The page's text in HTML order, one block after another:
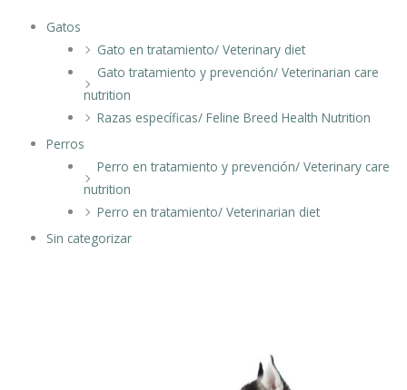
Gatos
Gato en tratamiento/ Veterinary diet
Gato tratamiento y prevención/ Veterinarian care
nutrition
Razas específicas/ Feline Breed Health Nutrition
Perros
Perro en tratamiento y prevención/ Veterinary care
nutrition
Perro en tratamiento/ Veterinarian diet
Sin categorizar